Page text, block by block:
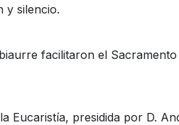
y silencio.
facilitaron el
Eucaristía, presidida por D.